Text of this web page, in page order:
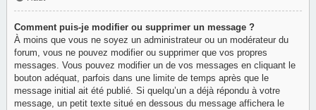
Comment puis-je modifier ou supprimer un message ?
À moins que vous ne soyez un administrateur ou un modérateur du
forum, vous ne pouvez modifier ou supprimer que vos propres
messages. Vous pouvez modifier un de vos messages en cliquant le
bouton adéquat, parfois dans une limite de temps après que le
message initial ait été publié. Si quelqu’un a déjà répondu à votre
message, un petit texte situé en dessous du message affichera le